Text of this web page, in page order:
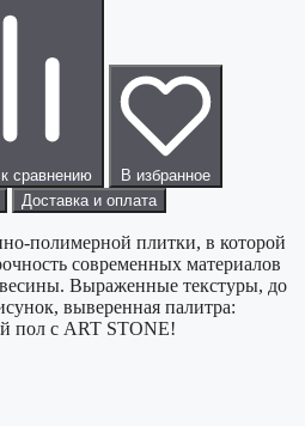
сравнению
В избранное
Доставка и оплата
полимерной плитки, в которой
современных материалов
Выраженные текстуры, до
выверенная палитра:
пол с ART STONE!